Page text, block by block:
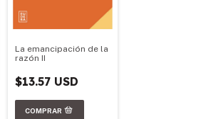
La emancipación de la
razón II
$13.57 USD